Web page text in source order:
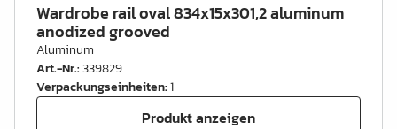
Wardrobe rail oval 834x15x301,2 aluminum
anodized grooved
Aluminum
Art.-Nr.:339829
Verpackungseinheiten:1
Produkt anzeigen